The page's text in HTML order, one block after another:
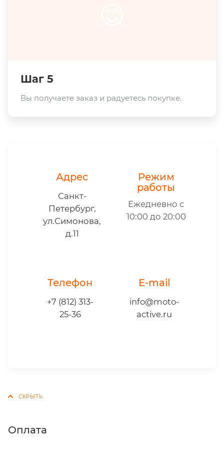
Шаг 5
Вы получаете заказ и радуетесь покупке.
Адрес
Санкт-
Петербург,
ул.Симонова,
д.11
Режим
работы
Ежедневно с
10:00 до 20:00
Телефон
+7 (812) 313-
25-36
E-mail
info@moto-
active.ru
Оплата